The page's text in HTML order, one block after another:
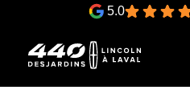
5.0